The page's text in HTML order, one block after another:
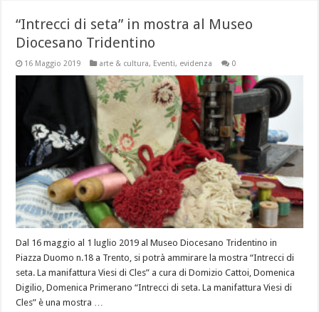
“Intrecci di seta” in mostra al Museo
Diocesano Tridentino
16 Maggio 2019 arte & cultura, Eventi, evidenza 0
Dal 16 maggio al 1 luglio 2019 al Museo Diocesano Tridentino in
Piazza Duomo n.18 a Trento, si potrà ammirare la mostra “Intrecci di
seta. La manifattura Viesi di Cles” a cura di Domizio Cattoi, Domenica
Digilio, Domenica Primerano “Intrecci di seta. La manifattura Viesi di
Cles” è una mostra …